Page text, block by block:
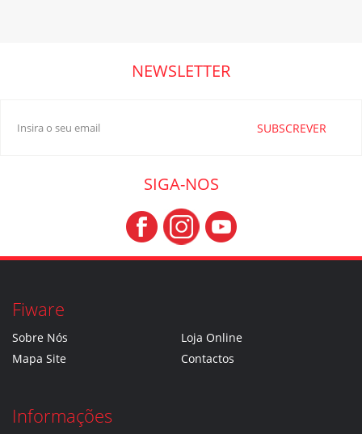
NEWSLETTER
SUBSCREVER
SIGA-NOS
Fiware
Sobre Nós
Loja Online
Mapa Site
Contactos
Informações